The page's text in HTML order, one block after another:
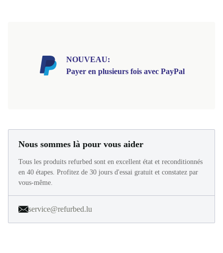
NOUVEAU:
Payer en plusieurs fois avec PayPal
Nous sommes là pour vous aider
Tous les produits refurbed sont en excellent état et reconditionnés
en 40 étapes. Profitez de 30 jours d'essai gratuit et constatez par
vous-même.
service@refurbed.lu